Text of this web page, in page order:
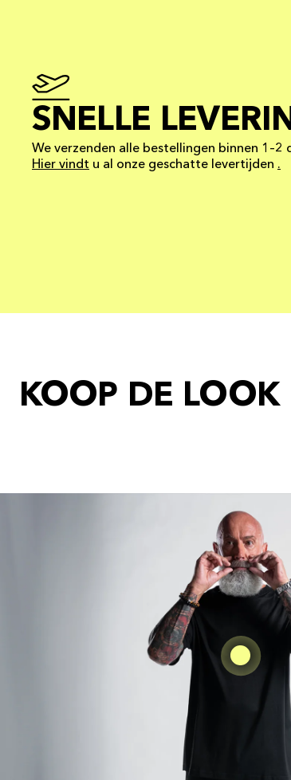
SNELLE
We verzenden alle bestellingen binnen 1–2
Hier vindt u al onze geschatte levertijden .
KOOP DE LOOK